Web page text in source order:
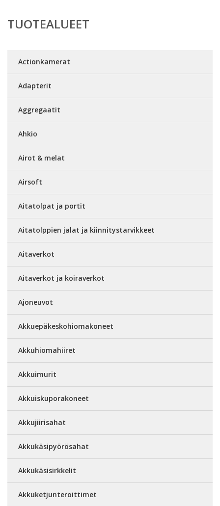
TUOTEALUEET
Actionkamerat
Adapterit
Aggregaatit
Ahkio
Airot & melat
Airsoft
Aitatolpat ja portit
Aitatolppien jalat ja kiinnitystarvikkeet
Aitaverkot
Aitaverkot ja koiraverkot
Ajoneuvot
Akkuepäkeskohiomakoneet
Akkuhiomahiiret
Akkuimurit
Akkuiskuporakoneet
Akkujiirisahat
Akkukäsipyörösahat
Akkukäsisirkkelit
Akkuketjunteroittimet